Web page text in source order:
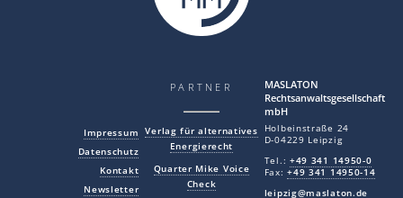
Impressum
Datenschutz
Kontakt
Newsletter
PARTNER
Verlag für alternatives
Energierecht
Quarter Mike Voice
Check
MAS LA TON
Rechtsanwaltsgesellschaft
mbH
Holbeinstraße 24
D-04229 Leipzig
Tel.: +49 341 14950-0
Fax:+49 341 14950-14
leipzig@maslaton.de